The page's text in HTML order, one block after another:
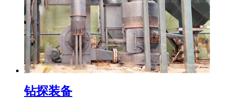
钻探装备